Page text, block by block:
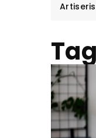
Artiseris